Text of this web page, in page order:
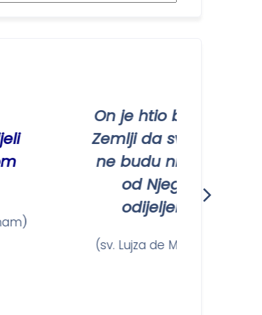
On je htio biti na
Zemlji da svi ljudi
ne budu nikada
od Njega
odijeljeni.
(sv. Lujza de Marillac)